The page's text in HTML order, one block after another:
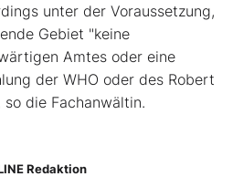
unter der Voraussetzung,
Gebiet "keine
Amtes oder eine
der WHO oder des Robert
die Fachanwältin.
Redaktion